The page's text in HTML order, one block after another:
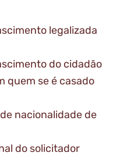
legalizada
do cidadão
quem se é casado
nacionalidade de
do solicitador